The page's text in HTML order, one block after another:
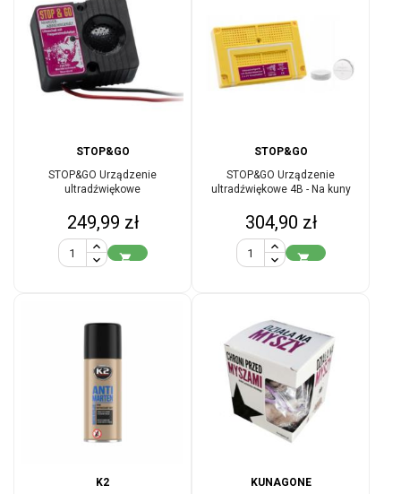
STOP&GO
STOP&GO Urządzenie
ultradźwiękowe
Cena
249,99 zł

STOP&GO
STOP&GO Urządzenie
ultradźwiękowe 4B - Na kuny
Cena
304,90 zł

K2
KUNAGONE